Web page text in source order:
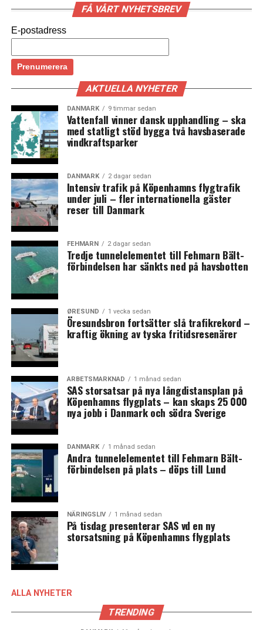
Om du blir arbetslös och du inte har rätt till
ekonomiskt stöd, kontanthjälp. (News Øresund)
LÄS OCKSÅ:
Köpenhamn ger cyklister gröna vågen med ny
trafikstyrning för 47 miljoner
Färre kulturpengar till Köpenhamn
FÅ VÅRT NYHETSBREV
E-postadress
AKTUELLA NYHETER
DANMARK 9 timmar sedan
Vattenfall vinner dansk upphandling – ska
med statligt stöd bygga två havsbaserade
vindkraftsparker
DANMARK 2 dagar sedan
Intensiv trafik på Köpenhamns flygtrafik
under juli – fler internationella gäster
reser till Danmark
FEHMARN 2 dagar sedan
Tredje tunnelelementet till Fehmarn Bält-
förbindelsen har sänkts ned på havsbotten
ØRESUND 1 vecka sedan
Öresundsbron fortsätter slå trafikrekord –
kraftig ökning av tyska fritidsresenärer
ARBETSMARKNAD 1 månad sedan
SAS storsatsar på nya långdistansplan på
Köpenhamns flygplats – kan skaps 25 000
nya jobb i Danmark och södra Sverige
DANMARK 1 månad sedan
Andra tunnelelementet till Fehmarn Bält-
förbindelsen på plats – döps till Lund
NÄRINGSLIV 1 månad sedan
På tisdag presenterar SAS vd en ny
storsatsning på Köpenhamns flygplats
ALLA NYHETER
TRENDING